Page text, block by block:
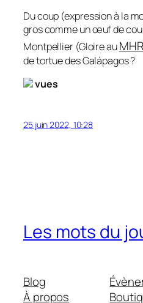
Du coup (expression à la
gros comme un œuf de
Montpellier (Gloire auMHR
de tortue des Galápagos ?
vues
25 juin 2022, 10:28
Les mots du
Blog
À propos